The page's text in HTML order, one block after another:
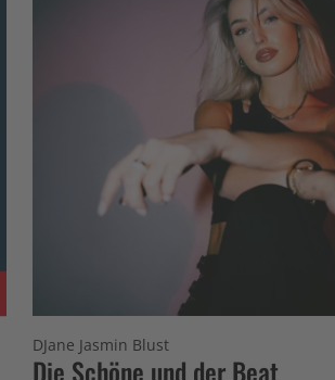
DJane Jasmin Blust
Die Schöne und der Beat